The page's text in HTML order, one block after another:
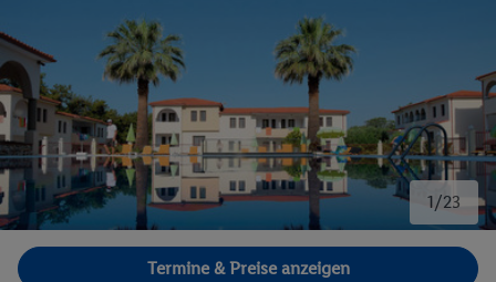
1/23
Bild 1 von 23.
Termine & Preise anzeigen